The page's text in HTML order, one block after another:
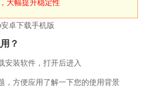
大幅提升稳定性
？
安装软件，打开后进入
，方便应用了解一下您的使用背景